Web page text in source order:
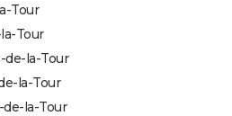
Tour
Tour
de-la-Tour
la-Tour
de-la-Tour